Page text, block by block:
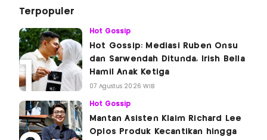
Terpopuler
Hot Gossip
Hot Gossip: Mediasi Ruben Onsu
dan Sarwendah Ditunda, Irish Bella
Hamil Anak Ketiga
07 Agustus 2026 WIB
Hot Gossip
Mantan Asisten Klaim Richard Lee
Oplos Produk Kecantikan hingga